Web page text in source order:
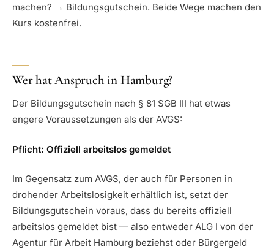
machen? → Bildungsgutschein. Beide Wege machen den
Kurs kostenfrei.
Wer hat Anspruch in Hamburg?
Der Bildungsgutschein nach § 81 SGB III hat etwas
engere Voraussetzungen als der AVGS:
Pflicht: Offiziell arbeitslos gemeldet
Im Gegensatz zum AVGS, der auch für Personen in
drohender Arbeitslosigkeit erhältlich ist, setzt der
Bildungsgutschein voraus, dass du bereits offiziell
arbeitslos gemeldet bist — also entweder ALG I von der
Agentur für Arbeit Hamburg beziehst oder Bürgergeld